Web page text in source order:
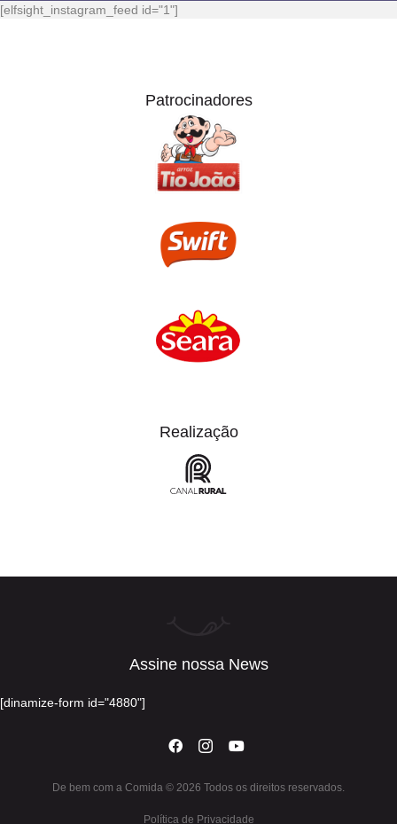
[elfsight_instagram_feed id="1"]
Patrocinadores
Realização
Assine nossa News
[dinamize-form id="4880"]
De bem com a Comida © 2026 Todos os direitos reservados.
Política de Privacidade